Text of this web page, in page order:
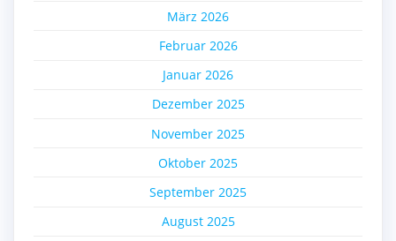
März 2026
Februar 2026
Januar 2026
Dezember 2025
November 2025
Oktober 2025
September 2025
August 2025